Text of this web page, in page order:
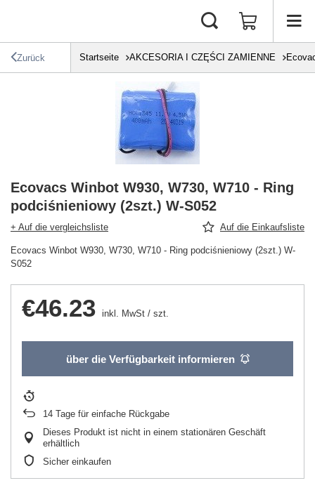
Zurück Startseite AKCESORIA I CZĘŚCI ZAMIENNE
Ecovacs Winbot W930, W730, W710 - Ring
podciśnieniowy (2szt.) W-S052
+ Auf die vergleichsliste Auf die Einkaufsliste
Ecovacs Winbot W930, W730, W710 - Ring podciśnieniowy (2szt.) W-
S052
€46.23 inkl. MwSt / szt.
über die Verfügbarkeit informieren
14 Tage für einfache Rückgabe
Dieses Produkt ist nicht in einem stationären Geschäft
erhältlich
Sicher einkaufen